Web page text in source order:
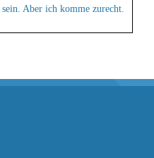
Aber ich komme zurecht.